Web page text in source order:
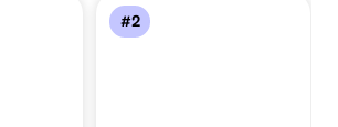
#2